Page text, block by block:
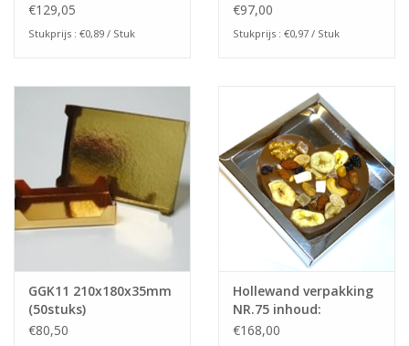
€129,05
Stukprijs : €0,89 / Stuk
€97,00
Stukprijs : €0,97 / Stuk
GGK11 210x180x35mm
(50stuks)
€80,50
Hollewand verpakking
NR.75 inhoud:
75x75x25mm
€168,00